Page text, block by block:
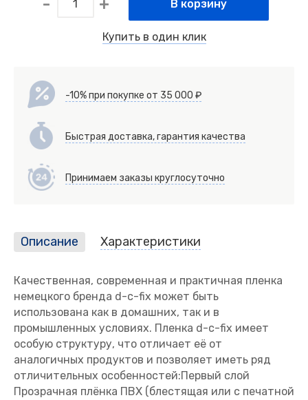
В корзину
Купить в один клик
-10% при покупке от 35 000 ₽
Быстрая доставка, гарантия качества
Принимаем заказы круглосуточно
Описание Характеристики
Качественная, современная и практичная пленка
немецкого бренда d-c-fix может быть
использована как в домашних, так и в
промышленных условиях. Пленка d-c-fix имеет
особую структуру, что отличает её от
аналогичных продуктов и позволяет иметь ряд
отличительных особенностей:Первый слой
Прозрачная плёнка ПВХ (блестящая или с печатной